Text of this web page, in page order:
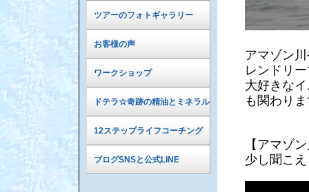
アマゾン
レンドリ
大好きな
も関わり
【アマゾ
少し聞こ
ツアーのフォトギャラリー
お客様の声
ワークショップ
ドテラ☆奇跡の精油とミネラル
12ステップライフコーチング
ブログSNSと公式LINE